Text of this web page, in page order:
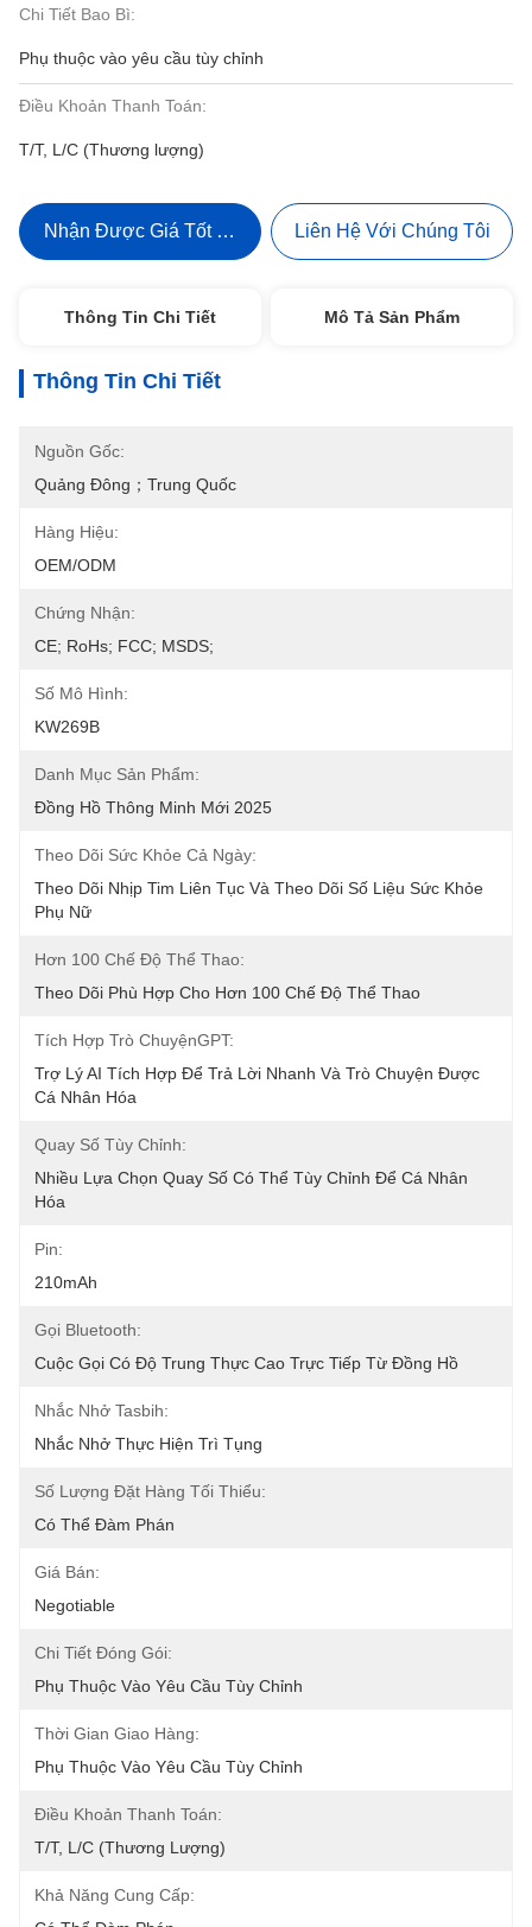
Chi Tiết Bao Bì:
Phụ thuộc vào yêu cầu tùy chỉnh
Điều Khoản Thanh Toán:
T/T, L/C (Thương lượng)
Nhận Được Giá Tốt Nhất Liên Hệ Với Chúng Tôi
Thông Tin Chi Tiết Mô Tả Sản Phẩm
Thông Tin Chi Tiết
Nguồn Gốc:
Quảng Đông；Trung Quốc
Hàng Hiệu:
OEM/ODM
Chứng Nhận:
CE; RoHs; FCC; MSDS;
Số Mô Hình:
KW269B
Danh Mục Sản Phẩm:
Đồng Hồ Thông Minh Mới 2025
Theo Dõi Sức Khỏe Cả Ngày:
Theo Dõi Nhịp Tim Liên Tục Và Theo Dõi Số Liệu Sức Khỏe
Phụ Nữ
Hơn 100 Chế Độ Thể Thao:
Theo Dõi Phù Hợp Cho Hơn 100 Chế Độ Thể Thao
Tích Hợp Trò ChuyệnGPT:
Trợ Lý AI Tích Hợp Để Trả Lời Nhanh Và Trò Chuyện Được
Cá Nhân Hóa
Quay Số Tùy Chỉnh:
Nhiều Lựa Chọn Quay Số Có Thể Tùy Chỉnh Để Cá Nhân
Hóa
Pin:
210mAh
Gọi Bluetooth:
Cuộc Gọi Có Độ Trung Thực Cao Trực Tiếp Từ Đồng Hồ
Nhắc Nhở Tasbih:
Nhắc Nhở Thực Hiện Trì Tụng
Số Lượng Đặt Hàng Tối Thiểu:
Có Thể Đàm Phán
Giá Bán:
Negotiable
Chi Tiết Đóng Gói:
Phụ Thuộc Vào Yêu Cầu Tùy Chỉnh
Thời Gian Giao Hàng:
Phụ Thuộc Vào Yêu Cầu Tùy Chỉnh
Điều Khoản Thanh Toán:
T/T, L/C (Thương Lượng)
Khả Năng Cung Cấp: